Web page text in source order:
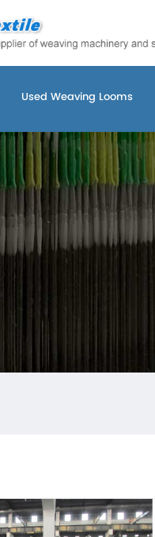
Used Weaving Looms